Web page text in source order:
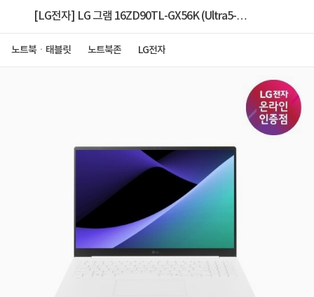
[LG전자] LG 그램 16ZD90TL-GX56K (Ultra5-
노트북ㆍ태블릿 노트북존 LG전자